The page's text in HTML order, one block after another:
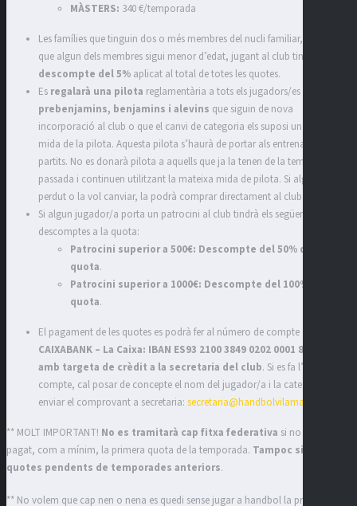
MÀSTERS: 340 €/temporada
Les famílies que tinguin dos o més membres del nucli familiar, sempre
que algun dels membres sigui menor d’edat, jugant al club tindran un
descompte del 5% aplicat al total de totes les quotes.
Es regalarà una pilota reglamentària a tots els jugadors/es
prebenjamins, benjamins i alevins que siguin de nova
incorporació al club o que el canvi de categoria els suposi un canvi a la
mida de la pilota. Aquesta pilota s’haurà de portar als entrenaments i als
partits. No es donarà pilota a aquells que ja la tenen de la temporada
passada i continuen utilitzant la mateixa mida de pilota. Si algú l’ha
perdut o la vol canviar, la podrà comprar directament al club.
Si algun jugador/a porta un patrocini al club tindrà els següents
descomptes a la quota:
Patrocini superior a 500€: Descompte del 50% de la
quota.
Patrocini superior a 1000€: Descompte del 100% de la
quota.
El pagament de les quotes es podrà fer al número de compte
CAIXABANK – La Caixa: IBAN ES93 2100 3849 0202 0001 8623
amb targeta de crèdit a la secretaria del club. Si es fa l’ingrés al
compte, cal posar de concepte el nom del jugador/a i la categoria i
enviar el comprovant a secretaria: secretaria@handbolvilamajor.cat
** MOLT IMPORTANT! No es tramitarà cap fitxa federativa si no s’ha
pagat, com a mínim, la primera quota de la temporada. Tampoc si hi ha
quotes pendents de temporades anteriors.
** No volem que cap nen o nena es quedi sense jugar a handbol la propera